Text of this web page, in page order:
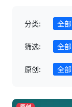
分类: 全部
筛选: 全部
原创: 全部